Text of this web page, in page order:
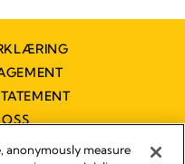
anonymously measure